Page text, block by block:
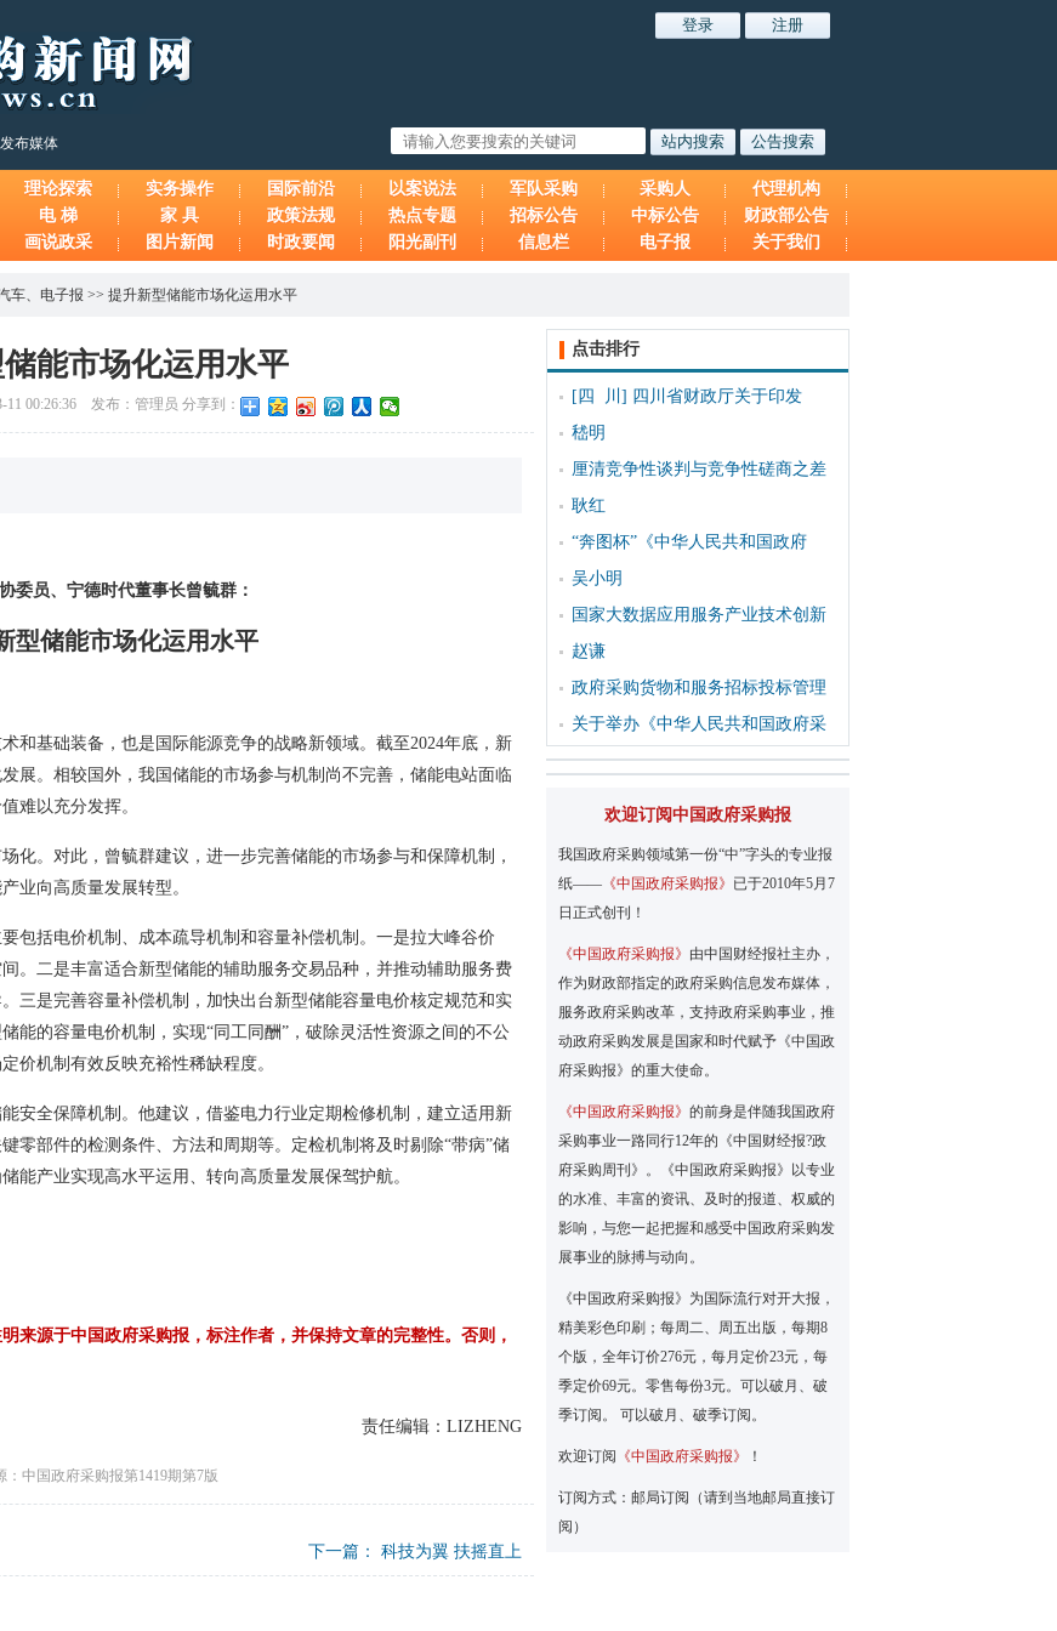
布媒体
理论探索 实务操作 国际前沿 以案说法 军队采购 采购人
代理机构
电 梯 家 具 政策法规 热点专题 招标公告 中标公告
财政部公告
画说政采 图片新闻 时政要闻 阳光副刊 信息栏 电子报 关于我们
车、 电子报 >> 提升新型储能市场化运用水平
能市场化运用水平
11 00:26:36 发布：管理员 分享到：
委员、宁德时代董事长曾毓群：
型储能市场化运用水平
和基础装备，也是国际能源竞争的战略新领域。截至2024年底，新
展。相较国外，我国储能的市场参与机制尚不完善，储能电站面临
难以充分发挥。
化。对此，曾毓群建议，进一步完善储能的市场参与和保障机制，
业向高质量发展转型。
包括电价机制、成本疏导机制和容量补偿机制。一是拉大峰谷价
。二是丰富适合新型储能的辅助服务交易品种，并推动辅助服务费
三是完善容量补偿机制，加快出台新型储能容量电价核定规范和实
能的容量电价机制，实现“同工同酬”，破除灵活性资源之间的不公
价机制有效反映充裕性稀缺程度。
安全保障机制。他建议，借鉴电力行业定期检修机制，建立适用新
零部件的检测条件、方法和周期等。定检机制将及时剔除“带病”储
能产业实现高水平运用、转向高质量发展保驾护航。
来源于中国政府采购报，标注作者，并保持文章的完整性。否则，
责任编辑：LIZHENG
：中国政府采购报第1419期第7版
下一篇： 科技为翼 扶摇直上
点击排行
[四 川] 四川省财政厅关于印发
嵇明
厘清竞争性谈判与竞争性磋商之差
耿红
“奔图杯”《中华人民共和国政府
吴小明
国家大数据应用服务产业技术创新
赵谦
政府采购货物和服务招标投标管理
关于举办《中华人民共和国政府采
欢迎订阅中国政府采购报
我国政府采购领域第一份“中”字头的专业报
纸—— 《中国政府采购报》 已于2010年5月7
日正式创刊！
《中国政府采购报》 由中国财经报社主办，
作为财政部指定的政府采购信息发布媒体，
服务政府采购改革，支持政府采购事业，推
动政府采购发展是国家和时代赋予《中国政
府采购报》的重大使命。
《中国政府采购报》 的前身是伴随我国政府
采购事业一路同行12年的《中国财经报?政
府采购周刊》。《中国政府采购报》以专业
的水准、丰富的资讯、及时的报道、权威的
影响，与您一起把握和感受中国政府采购发
展事业的脉搏与动向。
《中国政府采购报》为国际流行对开大报，
精美彩色印刷；每周二、周五出版，每期8
个版，全年订价276元，每月定价23元，每
季定价69元。零售每份3元。可以破月、破
季订阅。 可以破月、破季订阅。
欢迎订阅 《中国政府采购报》 ！
订阅方式：邮局订阅（请到当地邮局直接订
阅）